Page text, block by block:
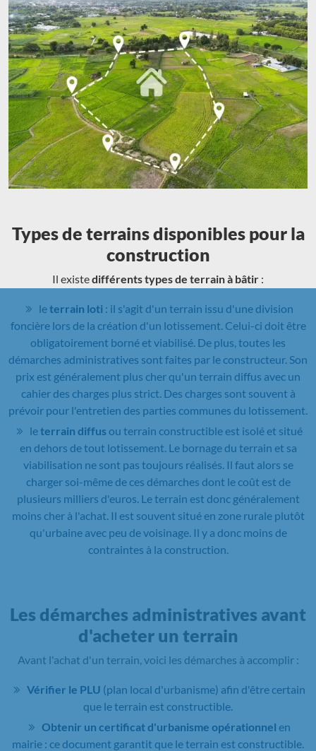
Types de terrains disponibles pour la
construction
Il existedifférents types de terrain à bâtir :
leterrain loti : il s'agit d'un terrain issu d'une division
foncière lors de la création d'un lotissement. Celui-ci doit être
obligatoirement borné et viabilisé. De plus, toutes les
démarches administratives sont faites par le constructeur. Son
prix est généralement plus cher qu'un terrain diffus avec un
cahier des charges plus strict. Des charges sont souvent à
prévoir pour l'entretien des parties communes du lotissement.
leterrain diffusou terrain constructible est isolé et situé
en dehors de tout lotissement. Le bornage du terrain et sa
viabilisation ne sont pas toujours réalisés. Il faut alors se
charger soi-même de ces démarches dont le coût est de
plusieurs milliers d'euros. Le terrain est donc généralement
moins cher à l'achat. Il est souvent situé en zone rurale plutôt
qu'urbaine avec peu de voisinage. Il y a donc moins de
contraintes à la construction.
Les démarches administratives avant
d'acheter un terrain
Avant l'achat d'un terrain, voici les démarches à accomplir :
Vérifier le PLU (plan local d'urbanisme) afin d'être certain
que le terrain est constructible.
Obtenir un certificat d'urbanisme opérationnel en
mairie : ce document garantit que le terrain est constructible.